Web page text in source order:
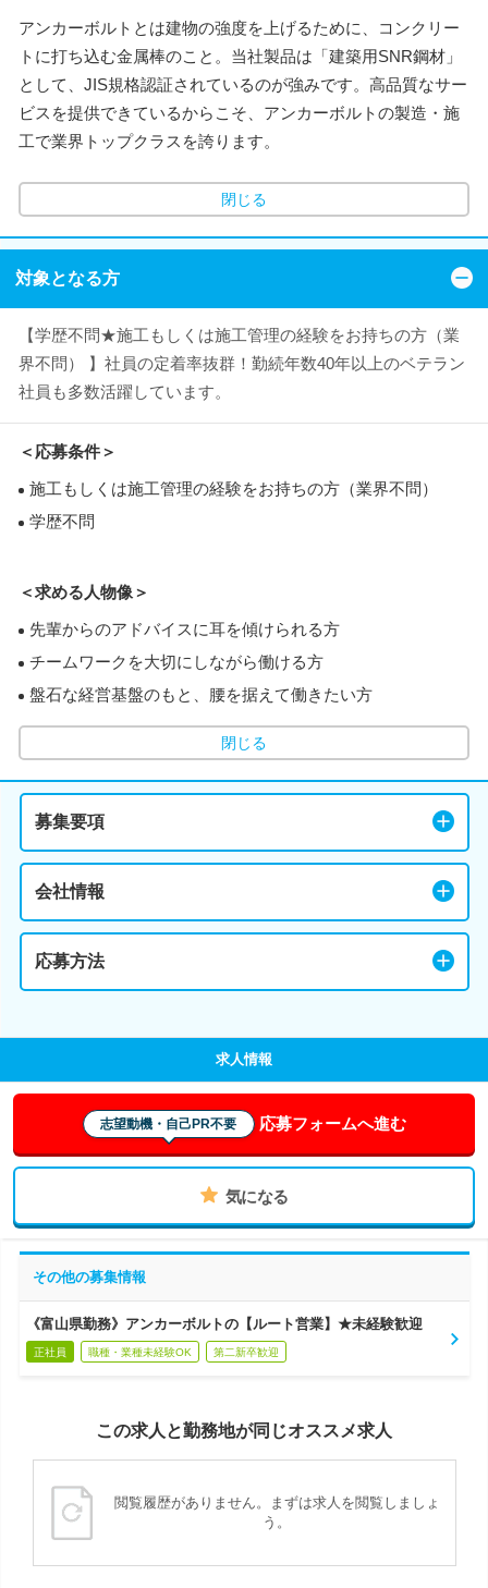
アンカーボルトとは建物の強度を上げるために、コンクリー
トに打ち込む金属棒のこと。当社製品は「建築用SNR鋼材」
として、JIS規格認証されているのが強みです。高品質なサー
ビスを提供できているからこそ、アンカーボルトの製造・施
工で業界トップクラスを誇ります。
閉じる
対象となる方
【学歴不問★施工もしくは施工管理の経験をお持ちの方（業
界不問） 】社員の定着率抜群！勤続年数40年以上のベテラン
社員も多数活躍しています。
＜応募条件＞
施工もしくは施工管理の経験をお持ちの方（業界不問）
学歴不問
＜求める人物像＞
先輩からのアドバイスに耳を傾けられる方
チームワークを大切にしながら働ける方
盤石な経営基盤のもと、腰を据えて働きたい方
閉じる
募集要項
会社情報
応募方法
求人情報
志望動機・自己PR不要 応募フォームへ進む
気になる
その他の募集情報
《富山県勤務》アンカーボルトの【ルート営業】★未経験歓迎
正社員 職種・業種未経験OK 第二新卒歓迎
この求人と勤務地が同じオススメ求人
閲覧履歴がありません。まずは求人を閲覧しましょ
う。